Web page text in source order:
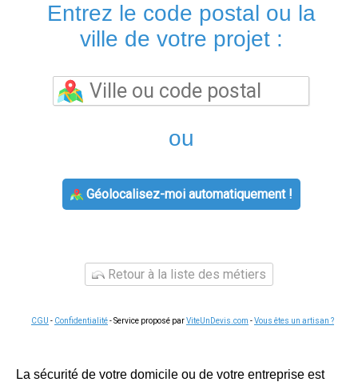
Entrez le code postal ou la
ville de votre projet :
ou
Géolocalisez-moi automatiquement !
Retour à la liste des métiers
CGU - Confidentialité- Service proposé parViteUnDevis.com -Vous êtes un artisan ?
La sécurité de votre domicile ou de votre entreprise est